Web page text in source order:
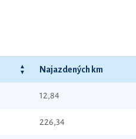
Najazdených km
12,84
226,34